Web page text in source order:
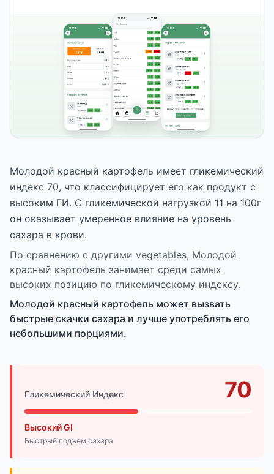
Молодой красный картофель имеет гликемический
индекс 70, что классифицирует его как продукт с
высоким ГИ. С гликемической нагрузкой 11 на 100г
он оказывает умеренное влияние на уровень
сахара в крови.
По сравнению с другими vegetables, Молодой
красный картофель занимает среди самых
высоких позицию по гликемическому индексу.
Молодой красный картофель может вызвать
быстрые скачки сахара и лучше употреблять его
небольшими порциями.
Гликемический Индекс 70
Высокий GI
Быстрый подъём сахара